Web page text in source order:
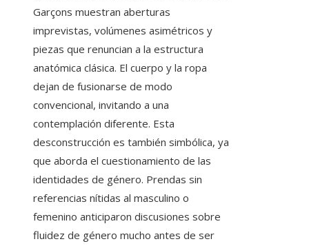
Garçons muestran aberturas
imprevistas, volúmenes asimétricos y
piezas que renuncian a la estructura
anatómica clásica. El cuerpo y la ropa
dejan de fusionarse de modo
convencional, invitando a una
contemplación diferente. Esta
desconstrucción es también simbólica, ya
que aborda el cuestionamiento de las
identidades de género. Prendas sin
referencias nítidas al masculino o
femenino anticiparon discusiones sobre
fluidez de género mucho antes de ser